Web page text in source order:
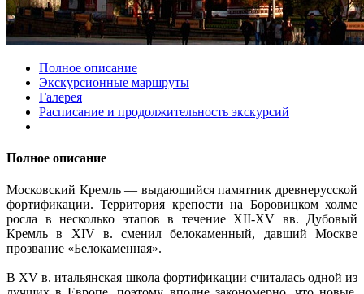
Полное описание
Экскурсионные маршруты
Галерея
Расписание и продолжительность экскурсий
Полное описание
Московский Кремль — выдающийся памятник древнерусской
фортификации. Территория крепости на Боровицком холме
росла в несколько этапов в течение XII-XV вв. Дубовый
Кремль в XIV в. сменил белокаменный, давший Москве
прозвание «Белокаменная».
В XV в. итальянская школа фортификации считалась одной из